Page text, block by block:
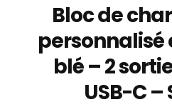
Bloc de
personnalisé
blé – 2
USB-C –